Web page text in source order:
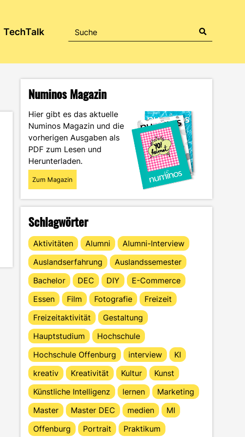
TechTalk
Numinos Magazin
Hier gibt es das aktuelle
Numinos Magazin und die
vorherigen Ausgaben als
PDF zum Lesen und
Herunterladen.
Zum Magazin
Schlagwörter
Aktivitäten Alumni
Alumni-Interview
Auslandserfahrung
Auslandssemester
Bachelor
DEC DIY
E-Commerce
Essen
Film Fotografie
Freizeit
Freizeitaktivität
Gestaltung
Hauptstudium
Hochschule
Hochschule Offenburg
interview
KI
kreativ
Kreativität Kultur
Kunst
Künstliche Intelligenz
lernen
Marketing
Master
Master DEC medien
MI
Offenburg
Portrait
Praktikum